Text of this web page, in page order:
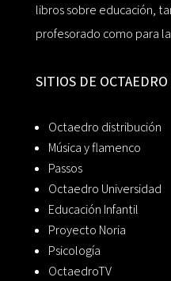
libros sobre educación,
profesorado como para
SITIOS DE OCTAEDRO
Octaedro distribución
Música y flamenco
Passos
Octaedro Universidad
Educación Infantil
Proyecto Noria
Psicología
OctaedroTV